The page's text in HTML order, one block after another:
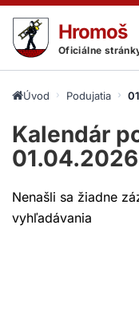
obsahu
Hromoš
Oficiálne
Úvod Podujatia
Kalendár
01.04.2026
Nenašli sa žiadne
vyhľadávania